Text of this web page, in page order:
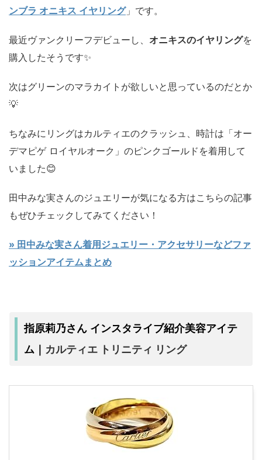
ンブラ オニキス イヤリング」です。
最近ヴァンクリーフデビューし、 オニキスのイヤリングを
購入したそうです✨️
次はグリーンのマラカイトが欲しいと思っているのだとか
💡
ちなみにリングはカルティエのクラッシュ、時計は「オー
デマピゲ ロイヤルオーク」のピンクゴールドを着用して
いました😊
田中みな実さんのジュエリーが気になる方はこちらの記事
もぜひチェックしてみてください！
» 田中みな実さん着用ジュエリー・アクセサリーなどファ
ッションアイテムまとめ
指原莉乃さん インスタライブ紹介美容アイテ
ム｜ カルティエ トリニティ リング